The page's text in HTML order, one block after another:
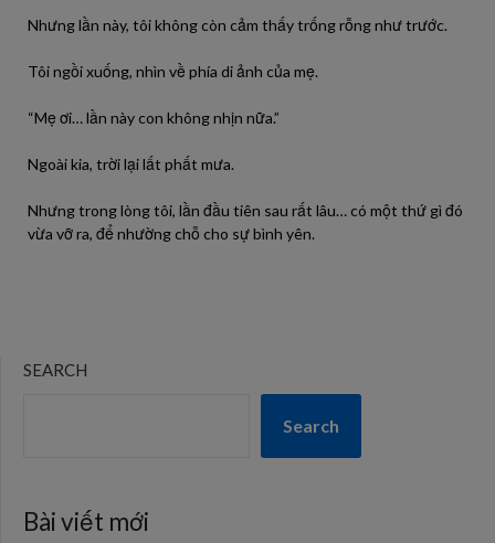
Nhưng lần này, tôi không còn cảm thấy trống rỗng như trước.
Tôi ngồi xuống, nhìn về phía di ảnh của mẹ.
“Mẹ ơi… lần này con không nhịn nữa.”
Ngoài kia, trời lại lất phất mưa.
Nhưng trong lòng tôi, lần đầu tiên sau rất lâu… có một thứ gì đó
vừa vỡ ra, để nhường chỗ cho sự bình yên.
SEARCH
Search
Bài viết mới